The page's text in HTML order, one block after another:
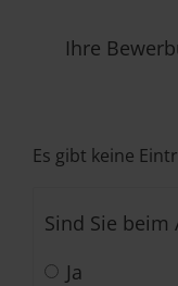
Ihre
Es gibt keine
Sind Sie beim
Ja
FAIRmittlung
Ergebnisse
News
Standorte
Zeiterfassung